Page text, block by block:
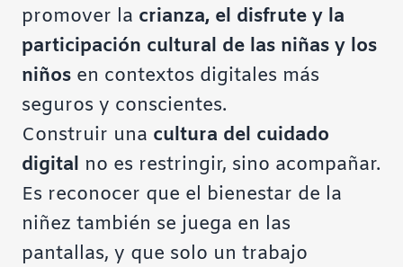
promover la crianza, el disfrute y la
participación cultural de las niñas y los
niños en contextos digitales más
seguros y conscientes.
Construir una cultura del cuidado
digital no es restringir, sino acompañar.
Es reconocer que el bienestar de la
niñez también se juega en las
pantallas, y que solo un trabajo